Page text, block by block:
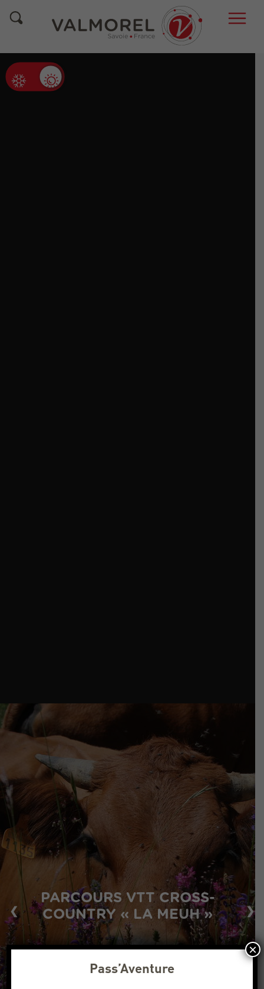
PARCOURS VTT CROSS-
COUNTRY « LA MEUH »
❮ ❯
Pass’Aventure
×